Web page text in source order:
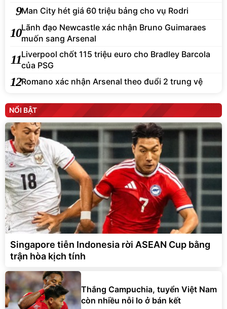
9Man City hét giá 60 triệu bảng cho vụ Rodri
10Lãnh đạo Newcastle xác nhận Bruno Guimaraes
muốn sang Arsenal
11Liverpool chốt 115 triệu euro cho Bradley Barcola
của PSG
12Romano xác nhận Arsenal theo đuổi 2 trung vệ
NỔI BẬT
Singapore tiễn Indonesia rời ASEAN Cup bằng
trận hòa kịch tính
Thắng Campuchia, tuyển Việt Nam
còn nhiều nỗi lo ở bán kết